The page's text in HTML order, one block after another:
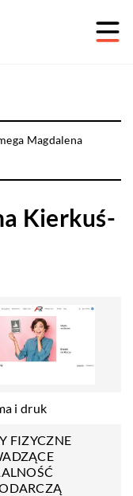
Magdalena
Kierkuś-
i druk
FIZYCZNE